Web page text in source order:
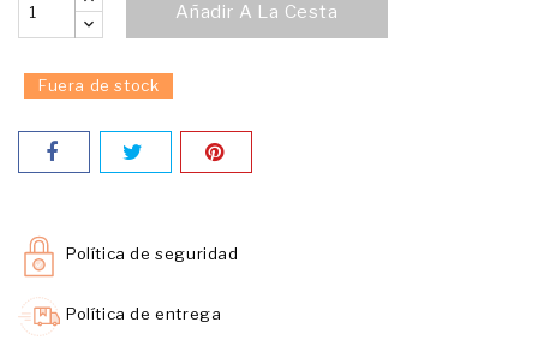
Añadir A La Cesta
Fuera de stock
Política de seguridad
Política de entrega